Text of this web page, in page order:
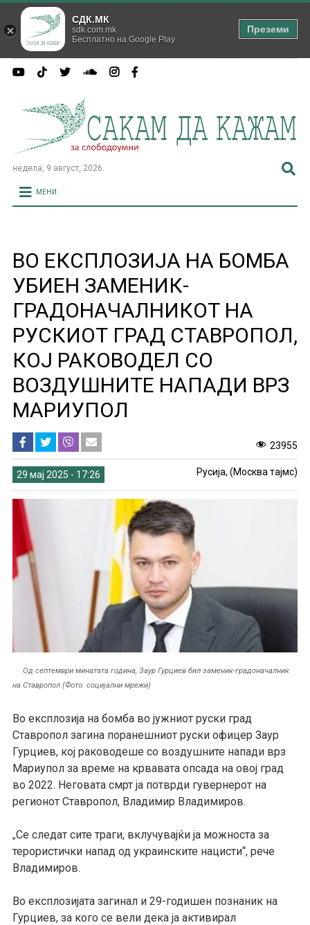
недела, 9 август, 2026
МЕНИ
ВО ЕКСПЛОЗИЈА НА БОМБА
УБИЕН ЗАМЕНИК-
ГРАДОНАЧАЛНИКОТ НА
РУСКИОТ ГРАД СТАВРОПОЛ,
КОЈ РАКОВОДЕЛ СО
ВОЗДУШНИТЕ НАПАДИ ВРЗ
МАРИУПОЛ
23955
29 мај 2025 - 17:26 Русија, (Москва тајмс)
Од септември минатата година, Заур Гурциев бил заменик-градоначалник
на Ставропол (Фото: социјални мрежи)
Во експлозија на бомба во јужниот руски град
Ставропол загина поранешниот руски офицер Заур
Гурциев, кој раководеше со воздушните напади врз
Мариупол за време на крвавата опсада на овој град
во 2022. Неговата смрт ја потврди гувернерот на
регионот Ставропол, Владимир Владимиров.
„Се следат сите траги, вклучувајќи ја можноста за
терористички напад од украинските нацисти“, рече
Владимиров.
Во експлозијата загинал и 29-годишен познаник на
Гурциев, за кого се вели дека ја активирал
СДК.МК
sdk.com.mk
Бесплатно на Google Play
Преземи